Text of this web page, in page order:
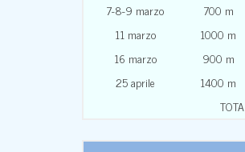
7-8-9 marzo
700 m
11 marzo
1000 m
16 marzo
900 m
25 aprile
1400 m